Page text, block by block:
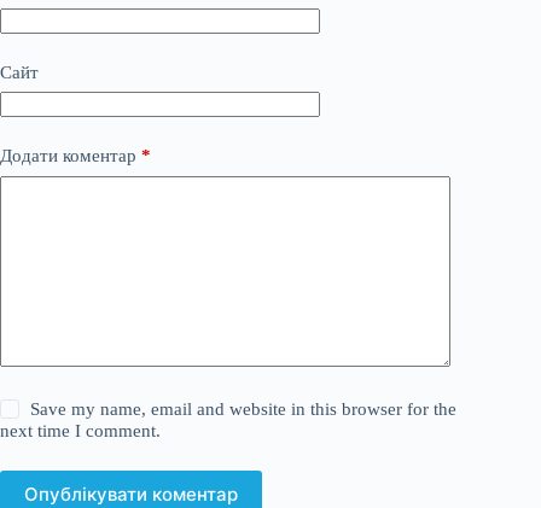
Сайт
Додати коментар *
Save my name, email and website in this browser for the
next time I comment.
Опублікувати коментар